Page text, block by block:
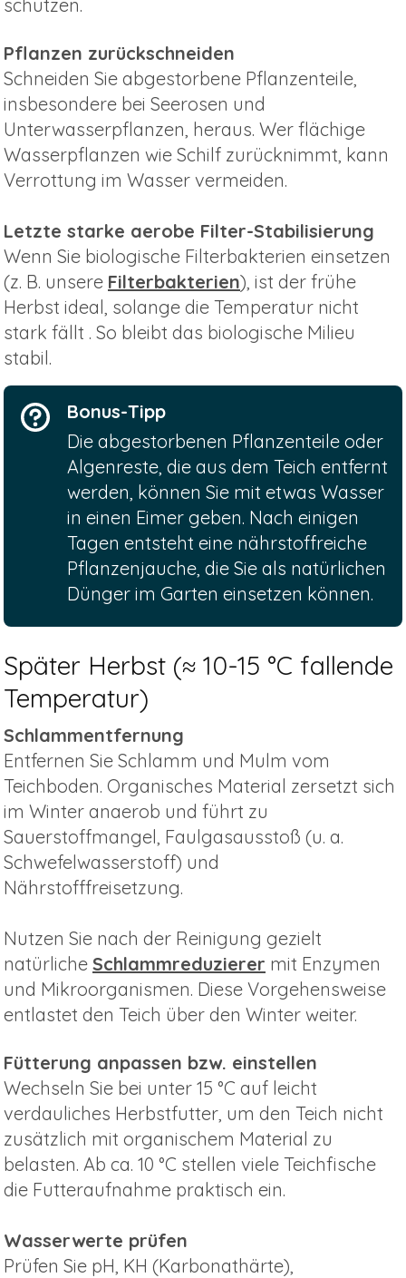
schützen.
Pflanzen zurückschneiden
Schneiden Sie abgestorbene Pflanzenteile,
insbesondere bei Seerosen und
Unterwasserpflanzen, heraus. Wer flächige
Wasserpflanzen wie Schilf zurücknimmt, kann
Verrottung im Wasser vermeiden.
Letzte starke aerobe Filter-Stabilisierung
Wenn Sie biologische Filterbakterien einsetzen
(z. B. unsere Filterbakterien), ist der frühe
Herbst ideal, solange die Temperatur nicht
stark fällt . So bleibt das biologische Milieu
stabil.
Bonus-Tipp
Die abgestorbenen Pflanzenteile oder
Algenreste, die aus dem Teich entfernt
werden, können Sie mit etwas Wasser
in einen Eimer geben. Nach einigen
Tagen entsteht eine nährstoffreiche
Pflanzenjauche, die Sie als natürlichen
Dünger im Garten einsetzen können.
Später Herbst (≈ 10-15 °C fallende
Temperatur)
Schlammentfernung
Entfernen Sie Schlamm und Mulm vom
Teichboden. Organisches Material zersetzt sich
im Winter anaerob und führt zu
Sauerstoffmangel, Faulgasausstoß (u. a.
Schwefelwasserstoff) und
Nährstofffreisetzung.
Nutzen Sie nach der Reinigung gezielt
natürliche Schlammreduzierer mit Enzymen
und Mikroorganismen. Diese Vorgehensweise
entlastet den Teich über den Winter weiter.
Fütterung anpassen bzw. einstellen
Wechseln Sie bei unter 15 °C auf leicht
verdauliches Herbstfutter, um den Teich nicht
zusätzlich mit organischem Material zu
belasten. Ab ca. 10 °C stellen viele Teichfische
die Futteraufnahme praktisch ein.
Wasserwerte prüfen
Prüfen Sie pH, KH (Karbonathärte),